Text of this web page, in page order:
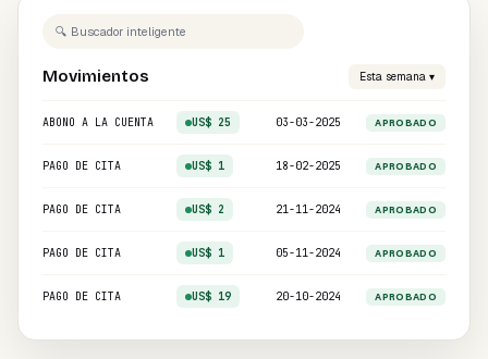
🔍 Buscador inteligente
Movimientos Esta semana ▾
ABONO A LA CUENTA US$ 25 03-03-2025 APROBADO
PAGO DE CITA US$ 1 18-02-2025 APROBADO
PAGO DE CITA US$ 2 21-11-2024 APROBADO
PAGO DE CITA US$ 1 05-11-2024 APROBADO
PAGO DE CITA US$ 19 20-10-2024 APROBADO